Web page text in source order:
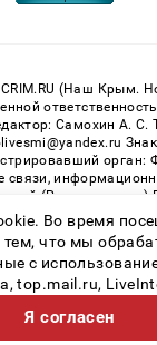
(Наш Крым.
Самохин А. С.
орган:
связи,
(Роскомнадзор)
№ ФС 77 - 81150 от
| Все права
категория сайта
Во время
тем, что мы
с
top.mail.ru,
Я согласен